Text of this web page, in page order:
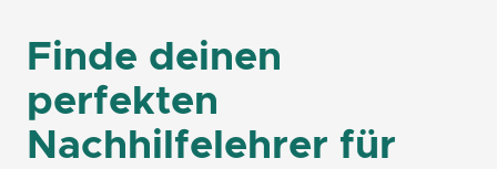
Finde deinen
perfekten
Nachhilfelehrer für